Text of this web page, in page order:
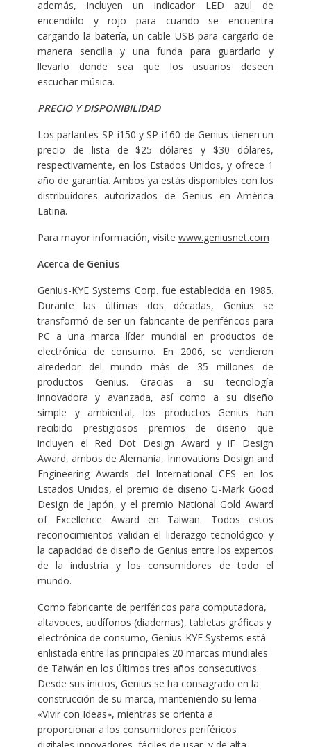
además, incluyen un indicador LED azul de
encendido y rojo para cuando se encuentra
cargando la batería, un cable USB para cargarlo de
manera sencilla y una funda para guardarlo y
llevarlo donde sea que los usuarios deseen
escuchar música.
PRECIO Y DISPONIBILIDAD
Los parlantes SP-i150 y SP-i160 de Genius tienen un
precio de lista de $25 dólares y $30 dólares,
respectivamente, en los Estados Unidos, y ofrece 1
año de garantía. Ambos ya estás disponibles con los
distribuidores autorizados de Genius en América
Latina.
Para mayor información, visite www.geniusnet.com
Acerca de Genius
Genius-KYE Systems Corp. fue establecida en 1985.
Durante las últimas dos décadas, Genius se
transformó de ser un fabricante de periféricos para
PC a una marca líder mundial en productos de
electrónica de consumo. En 2006, se vendieron
alrededor del mundo más de 35 millones de
productos Genius. Gracias a su tecnología
innovadora y avanzada, así como a su diseño
simple y ambiental, los productos Genius han
recibido prestigiosos premios de diseño que
incluyen el Red Dot Design Award y iF Design
Award, ambos de Alemania, Innovations Design and
Engineering Awards del International CES en los
Estados Unidos, el premio de diseño G-Mark Good
Design de Japón, y el premio National Gold Award
of Excellence Award en Taiwan. Todos estos
reconocimientos validan el liderazgo tecnológico y
la capacidad de diseño de Genius entre los expertos
de la industria y los consumidores de todo el
mundo.
Como fabricante de periféricos para computadora,
altavoces, audífonos (diademas), tabletas gráficas y
electrónica de consumo, Genius-KYE Systems está
enlistada entre las principales 20 marcas mundiales
de Taiwán en los últimos tres años consecutivos.
Desde sus inicios, Genius se ha consagrado en la
construcción de su marca, manteniendo su lema
«Vivir con Ideas», mientras se orienta a
proporcionar a los consumidores periféricos